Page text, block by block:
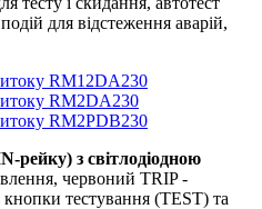
для відстеження аварій,
RM12DA230
RM2DA230
RM2PDB230
рейку) з світлодіодною
червоний TRIP -
тестування (TEST) та